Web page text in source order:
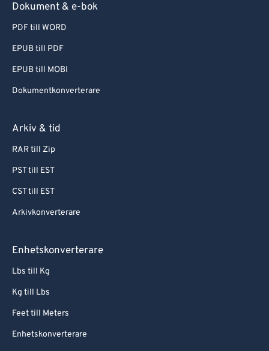
Dokument & e-bok
PDF till WORD
EPUB till PDF
EPUB till MOBI
Dokumentkonverterare
Arkiv & tid
RAR till Zip
PST till EST
CST till EST
Arkivkonverterare
Enhetskonverterare
Lbs till Kg
Kg till Lbs
Feet till Meters
Enhetskonverterare